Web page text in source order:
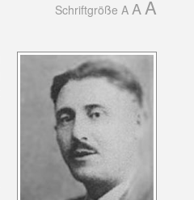
Schriftgröße A A A